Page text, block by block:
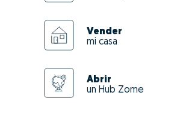
Vender
mi casa
Abrir
un Hub Zome